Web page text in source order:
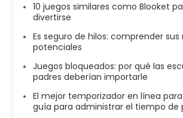
10 juegos similares como Blooket
divertirse
Es seguro de hilos: comprender sus
potenciales
Juegos bloqueados: por qué las
padres deberían importarle
El mejor temporizador en línea
guía para administrar el tiempo de